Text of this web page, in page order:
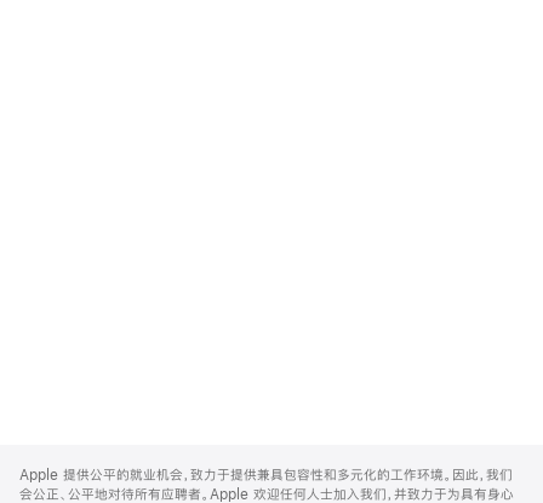
Footer
Apple 提供公平的就业机会，致力于提供兼具包容性和多元化的工作环境。因此，我们
会公正、公平地对待所有应聘者。Apple 欢迎任何人士加入我们，并致力于为具有身心